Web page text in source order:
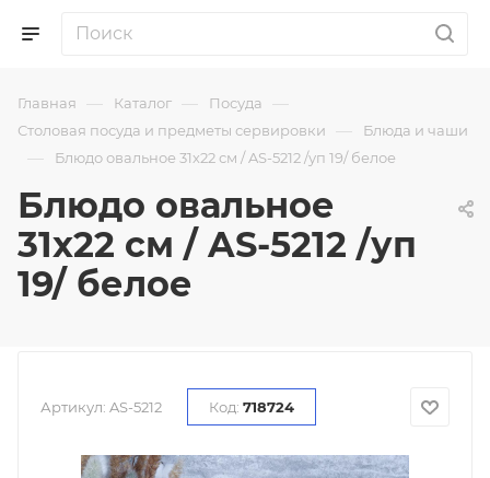
Главная — Каталог — Посуда —
Столовая посуда и предметы сервировки — Блюда и чаши
— Блюдо овальное 31х22 см / AS-5212 /уп 19/ белое
Блюдо овальное
31х22 см / AS-5212 /уп
19/ белое
Артикул: AS-5212 Код: 718724